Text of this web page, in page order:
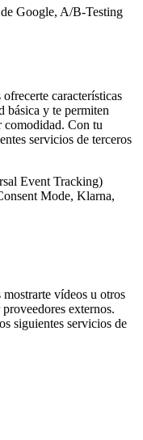
Google, A/B-Testing
características
básica y te permiten
comodidad. Con tu
servicios de terceros
Event Tracking)
Mode, Klarna,
vídeos u otros
externos.
siguientes servicios de